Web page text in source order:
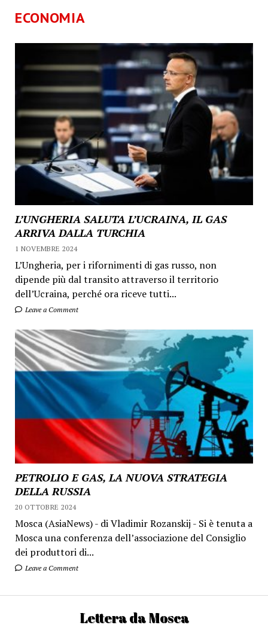
ECONOMIA
L’UNGHERIA SALUTA L’UCRAINA, IL GAS
ARRIVA DALLA TURCHIA
1 NOVEMBRE 2024
L’Ungheria, per i rifornimenti di gas russo, non
dipende più dal transito attraverso il territorio
dell’Ucraina, perché ora riceve tutti...
Leave a Comment
PETROLIO E GAS, LA NUOVA STRATEGIA
DELLA RUSSIA
20 OTTOBRE 2024
Mosca (AsiaNews) - di Vladimir Rozanskij - Si è tenuta a
Mosca una conferenza dell’associazione del Consiglio
dei produttori di...
Leave a Comment
Lettera da Mosca